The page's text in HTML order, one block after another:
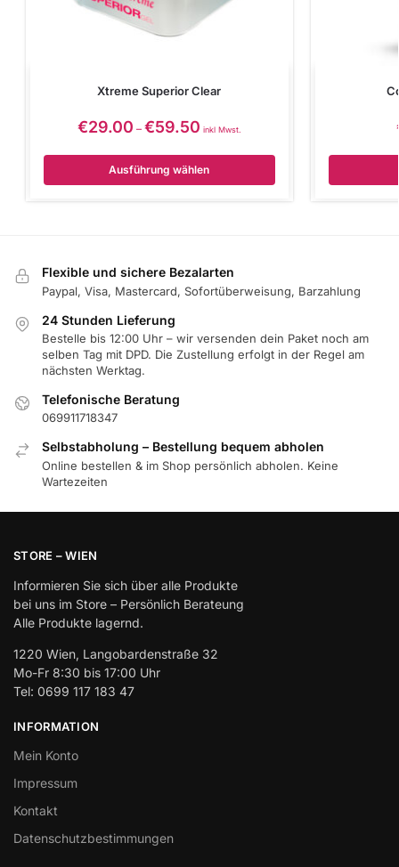
Xtreme Superior Clear
€29.00 – €59.50 inkl Mwst.
Ausführung wählen
Flexible und sichere Bezalarten
Paypal, Visa, Mastercard, Sofortüberweisung, Barzahlung
24 Stunden Lieferung
Bestelle bis 12:00 Uhr – wir versenden dein Paket noch am
selben Tag mit DPD. Die Zustellung erfolgt in der Regel am
nächsten Werktag.
Telefonische Beratung
069911718347
Selbstabholung – Bestellung bequem abholen
Online bestellen & im Shop persönlich abholen. Keine
Wartezeiten
STORE – WIEN
Informieren Sie sich über alle Produkte
bei uns im Store – Persönlich Berateung
Alle Produkte lagernd.
1220 Wien, Langobardenstraße 32
Mo-Fr 8:30 bis 17:00 Uhr
Tel: 0699 117 183 47
INFORMATION
Mein Konto
Impressum
Kontakt
Datenschutzbestimmungen